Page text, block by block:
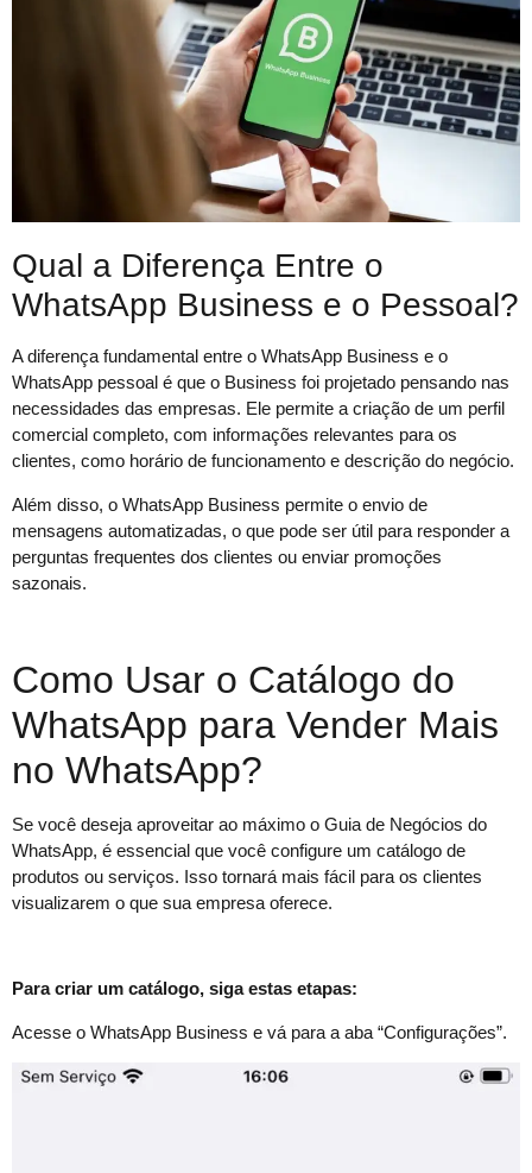
Qual a Diferença Entre o
WhatsApp Business e o Pessoal?
A diferença fundamental entre o WhatsApp Business e o
WhatsApp pessoal é que o Business foi projetado pensando nas
necessidades das empresas. Ele permite a criação de um perfil
comercial completo, com informações relevantes para os
clientes, como horário de funcionamento e descrição do negócio.
Além disso, o WhatsApp Business permite o envio de
mensagens automatizadas, o que pode ser útil para responder a
perguntas frequentes dos clientes ou enviar promoções
sazonais.
Como Usar o Catálogo do
WhatsApp para Vender Mais
no WhatsApp?
Se você deseja aproveitar ao máximo o Guia de Negócios do
WhatsApp, é essencial que você configure um catálogo de
produtos ou serviços. Isso tornará mais fácil para os clientes
visualizarem o que sua empresa oferece.
Para criar um catálogo, siga estas etapas:
Acesse o WhatsApp Business e vá para a aba “Configurações”.